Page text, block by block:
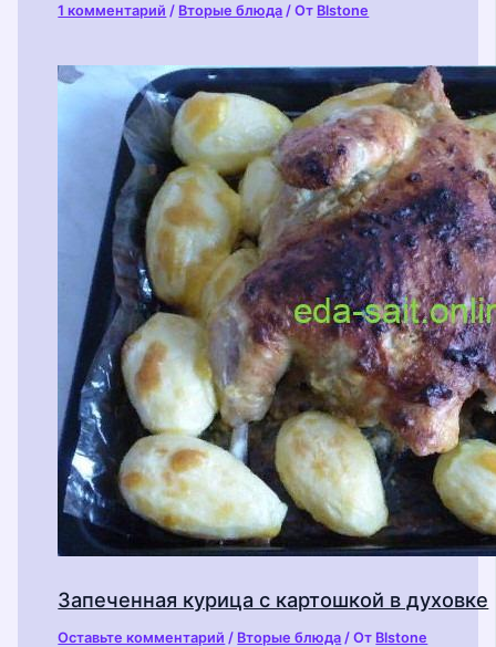
1 комментарий / Вторые блюда / От Blstone
Запеченная курица с картошкой в духовке
Оставьте комментарий / Вторые блюда / От Blstone